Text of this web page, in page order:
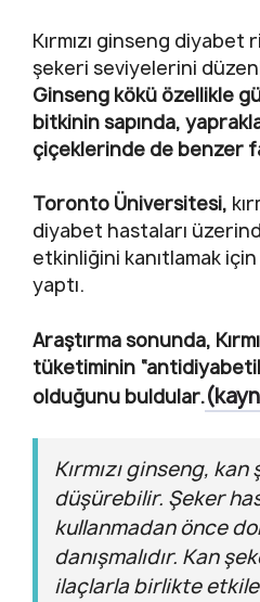
Kırmızı ginseng diyabet
şekeri seviyelerini
Ginseng kökü özellikle
bitkinin sapında,
çiçeklerinde de benzer
Toronto Üniversitesi,
diyabet hastaları
etkinliğini kanıtlamak
yaptı.
Araştırma sonunda,
tüketiminin
olduğunu buldular.
Kırmızı ginseng,
düşürebilir. Şeker
kullanmadan önce
danışmalıdır. Kan
ilaçlarla birlikte